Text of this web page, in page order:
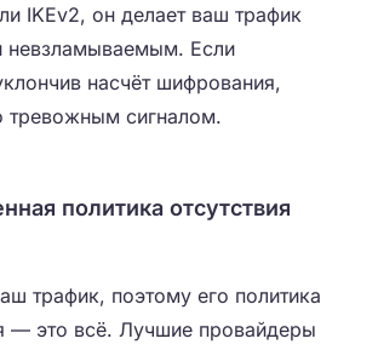
IKEv2, он делает ваш трафик
невзламываемым. Если
насчёт шифрования,
тревожным сигналом.
политика отсутствия
трафик, поэтому его политика
— это всё. Лучшие провайдеры